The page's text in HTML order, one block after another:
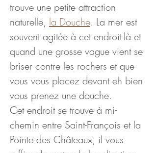
trouve une petite attraction
naturelle, la Douche. La mer est
souvent agitée à cet endroit-là et
quand une grosse vague vient se
briser contre les rochers et que
vous vous placez devant eh bien
vous prenez une douche.
Cet endroit se trouve à mi-
chemin entre Saint-François et la
Pointe des Châteaux, il vous